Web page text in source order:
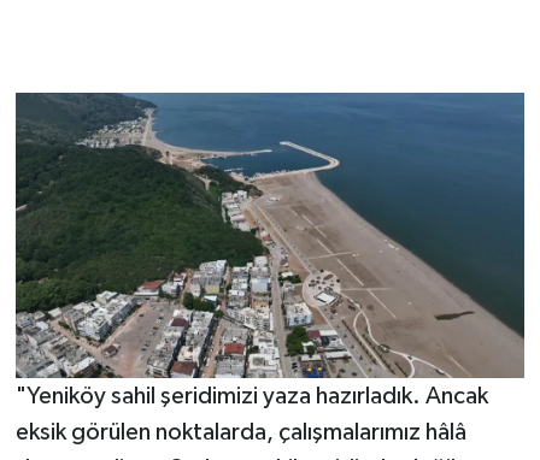
"Yeniköy sahil şeridimizi yaza hazırladık. Ancak
eksik görülen noktalarda, çalışmalarımız hâlâ